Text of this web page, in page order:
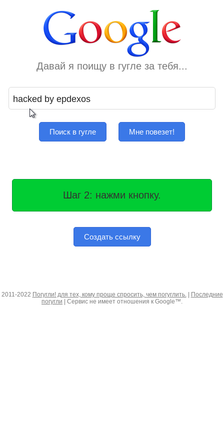
Давай я поищу в гугле за тебя...
Поиск в гугле Мне повезет!
Шаг 2: нажми кнопку.
Создать ссылку
2011-2022 Погугли! для тех, кому проще спросить, чем погуглить.|
Последние
погугли | Сервис не имеет отношения к Google™.